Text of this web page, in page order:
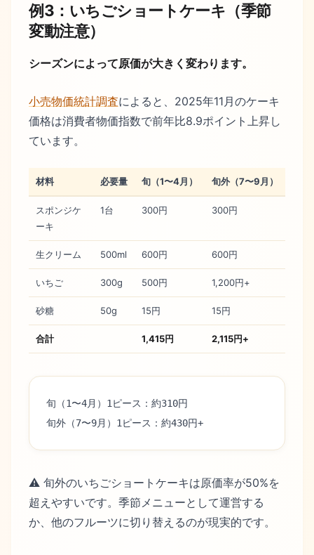
例3：いちごショートケーキ（季節
変動注意）
シーズンによって原価が大きく変わります。
小売物価統計調査によると、2025年11月のケーキ
価格は消費者物価指数で前年比8.9ポイント上昇し
ています。
材料 必要量 旬（1〜4月） 旬外（7〜9月）
スポンジケ
ーキ
1台 300円 300円
生クリーム 500ml 600円 600円
いちご 300g 500円 1,200円+
砂糖 50g 15円 15円
合計 1,415円 2,115円+
旬（1〜4月）1ピース：約310円
旬外（7〜9月）1ピース：約430円+
⚠️ 旬外のいちごショートケーキは原価率が50%を
超えやすいです。季節メニューとして運営する
か、他のフルーツに切り替えるのが現実的です。